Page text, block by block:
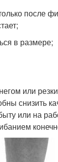
после
в размере;
или
снизить
или на